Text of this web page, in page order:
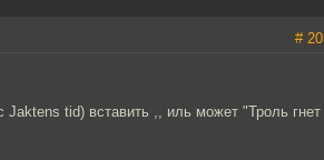
# 20
tid) вставить ,, иль может "Троль гнет